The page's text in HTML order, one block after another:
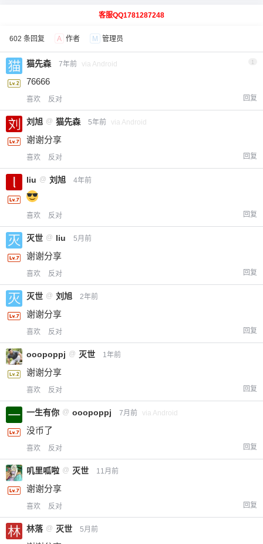
客服QQ1781287248
602 条回复 A 作者 M 管理员
猫先森 7年前 via Android
76666
喜欢 反对 回复
刘旭 @ 猫先森 5年前 via Android
谢谢分享
喜欢 反对 回复
liu @ 刘旭 4年前
喜欢 反对 回复
灭世 @ liu 5月前
谢谢分享
喜欢 反对 回复
灭世 @ 刘旭 2年前
谢谢分享
喜欢 反对 回复
ooopoppj @ 灭世 1年前
谢谢分享
喜欢 反对 回复
一生有你 @ ooopoppj 7月前 via Android
没币了
喜欢 反对 回复
叽里呱啦 @ 灭世 11月前
谢谢分享
喜欢 反对 回复
林落 @ 灭世 5月前